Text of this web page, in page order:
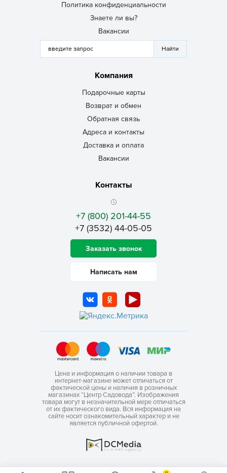
Политика конфиденциальности
Знаете ли вы?
Вакансии
Компания
Подарочные карты
Возврат и обмен
Обратная связь
Адреса и контакты
Доставка и оплата
Вакансии
Контакты
+7 (800) 201-44-55
+7 (3532) 44-05-05
Заказать звонок
Написать нам
Цена и информация о наличии товара в
интернет-магазине может отличаться от
фактической цены и наличия в розничных
магазинах “Центр Садовода”. Изображения
товара могут в незначительной мере отличаться
от их фактического вида. Вся информация на
сайте носит ознакомительный характер и не
является публичной офертой.